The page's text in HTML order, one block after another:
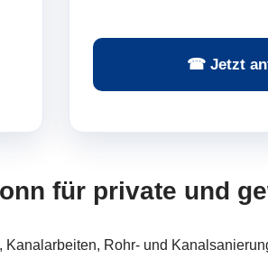
☎ Jetzt
für private und
Rohr- und